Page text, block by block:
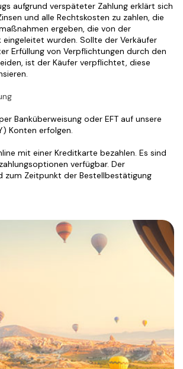
aufgrund verspäteter Zahlung erklärt sich
und alle Rechtskosten zu zahlen, die
ergeben, die von der
eingeleitet wurden. Sollte der Verkäufer
Erfüllung von Verpflichtungen durch den
ist der Käufer verpflichtet, diese
Banküberweisung oder EFT auf unsere
Konten erfolgen.
mit einer Kreditkarte bezahlen. Es sind
verfügbar. Der
zum Zeitpunkt der Bestellbestätigung